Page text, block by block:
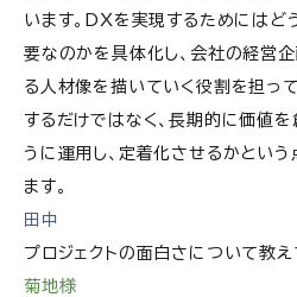
います。DXを実現するためにはど
要なのかを具体化し、会社の経営
る人材像を描いていく役割を担っ
するだけではなく、長期的に価値
うに運用し、定着化させるかとい
ます。
田中
プロジェクトの面白さについて教え
菊地様